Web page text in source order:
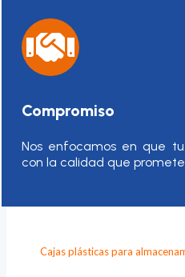
Compromiso
Nos enfocamos en que
con la calidad que
Cajas plásticas para